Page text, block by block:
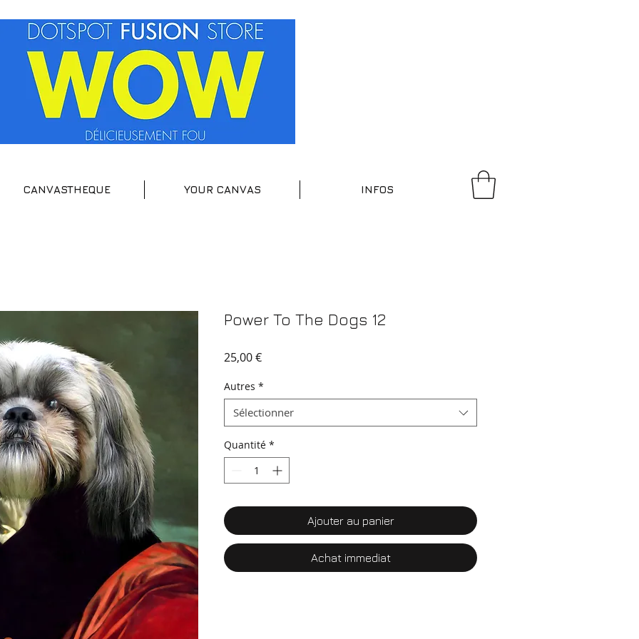
CANVASTHEQUE YOUR CANVAS INFOS
Power To The Dogs 12
25,00 €Prix
Autres *
Sélectionner
Quantité *
Ajouter au panier
Achat immediat